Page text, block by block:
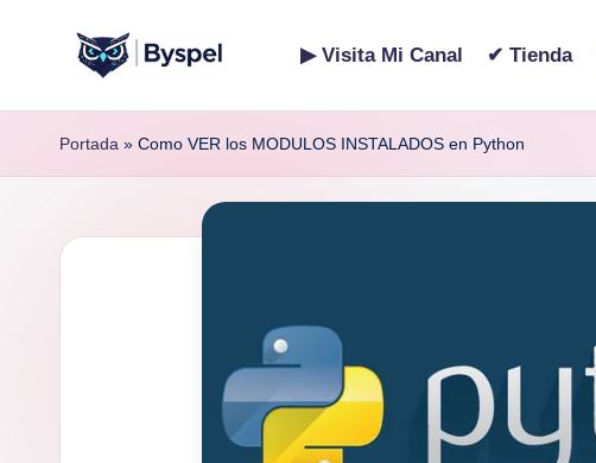
contenido
B
y
p
código
y
▶ Visita Mi Canal ✔ Tienda
Portada » Como VER los MODULOS INSTALADOS en Python